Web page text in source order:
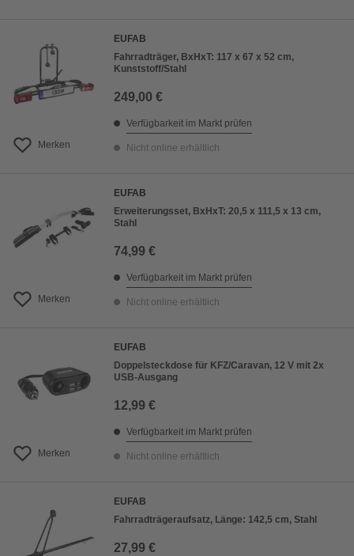
Merken
EUFAB
Fahrradträger, BxHxT: 117 x 67 x 52 cm,
Kunststoff/Stahl
249,00 €
Verfügbarkeit im Markt prüfen
Nicht online erhältlich
Merken
EUFAB
Erweiterungsset, BxHxT: 20,5 x 111,5 x 13 cm,
Stahl
74,99 €
Verfügbarkeit im Markt prüfen
Nicht online erhältlich
Merken
EUFAB
Doppelsteckdose für KFZ/Caravan, 12 V mit 2x
USB-Ausgang
12,99 €
Verfügbarkeit im Markt prüfen
Nicht online erhältlich
EUFAB
Fahrradträgeraufsatz, Länge: 142,5 cm, Stahl
27,99 €